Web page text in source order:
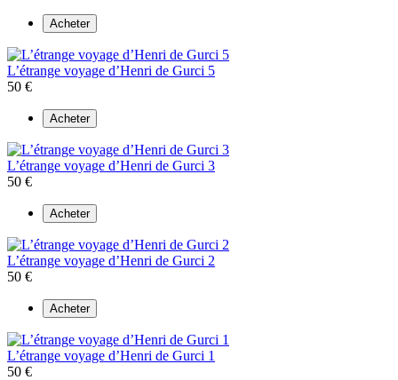
Acheter
L’étrange voyage d’Henri de Gurci 5
50 €
Acheter
L’étrange voyage d’Henri de Gurci 3
50 €
Acheter
L’étrange voyage d’Henri de Gurci 2
50 €
Acheter
L’étrange voyage d’Henri de Gurci 1
50 €